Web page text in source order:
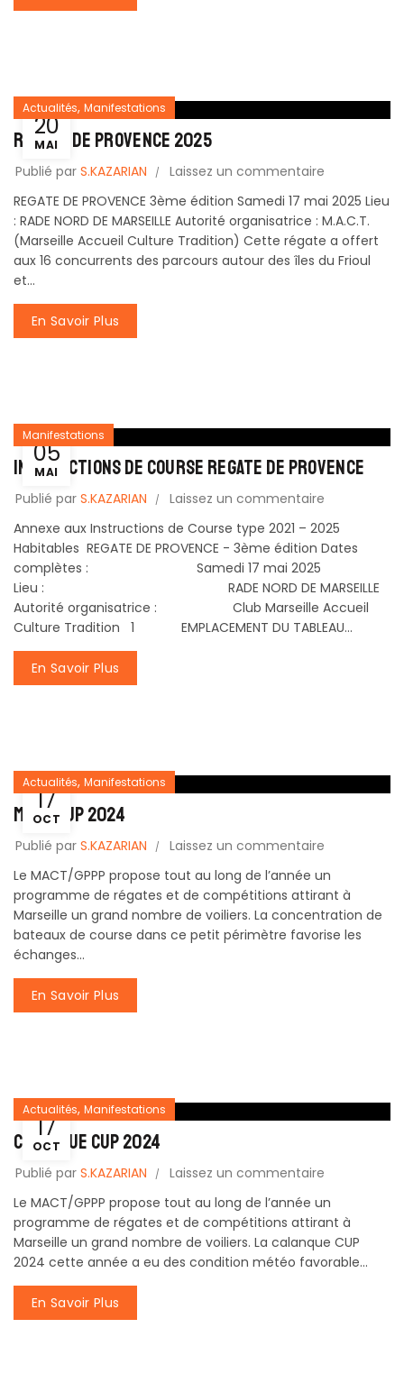
20
MAI
Actualités, Manifestations
REGATE DE PROVENCE 2025
Publié par S.KAZARIAN
Laissez un commentaire
REGATE DE PROVENCE 3ème édition Samedi 17 mai 2025 Lieu
: RADE NORD DE MARSEILLE Autorité organisatrice : M.A.C.T.
(Marseille Accueil Culture Tradition) Cette régate a offert
aux 16 concurrents des parcours autour des îles du Frioul
et...
En Savoir Plus
05
MAI
Manifestations
Instructions de course REGATE DE PROVENCE
Publié par S.KAZARIAN
Laissez un commentaire
Annexe aux Instructions de Course type 2021 – 2025
Habitables REGATE DE PROVENCE - 3ème édition Dates
complètes : Samedi 17 mai 2025
Lieu : RADE NORD DE MARSEILLE
Autorité organisatrice : Club Marseille Accueil
Culture Tradition 1 EMPLACEMENT DU TABLEAU...
En Savoir Plus
17
OCT
Actualités, Manifestations
MACT CUP 2024
Publié par S.KAZARIAN
Laissez un commentaire
Le MACT/GPPP propose tout au long de l’année un
programme de régates et de compétitions attirant à
Marseille un grand nombre de voiliers. La concentration de
bateaux de course dans ce petit périmètre favorise les
échanges...
En Savoir Plus
17
OCT
Actualités, Manifestations
CALANQUE CUP 2024
Publié par S.KAZARIAN
Laissez un commentaire
Le MACT/GPPP propose tout au long de l’année un
programme de régates et de compétitions attirant à
Marseille un grand nombre de voiliers. La calanque CUP
2024 cette année a eu des condition météo favorable...
En Savoir Plus